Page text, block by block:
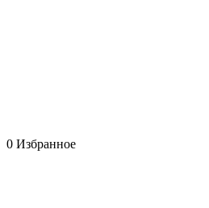
0 Избранное